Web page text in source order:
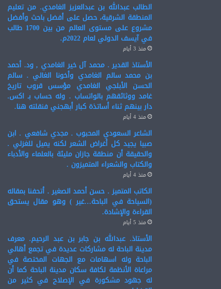
الطالب عبدالله بن عبدالعزيز الغامدي. من تعليم
المنطقة الشرقية، حصل على أفضل باحث وأفضل
مشروع على مستوى العالم من بين 1700 طالب
في آيسف الدولي لعام 2022م.
منذ 3 أيام
الأستاذ القدير . محمد آل خير الغامدي , ود. أحمد
بن محمد سالم الغامدي وأخونا الغالي . سالم
الحسن الأبلجي الغامدي مؤسس قروب تاريخ
غامد ووثائقهم بالواتساب . وله حساب بـ اكس.
دار بينهم ثناء أساتذة كبار أبهجني فنقلته هنا.
منذ 4 أيام
الشاعر السعودي المحبوب . مجدي شافعي . ابن
صبيا يجيد كل أغراض الشعر لكنه يميل للغزلي .
والحقيقة أن منطقة جازان مليئة بالعلماء والأدباء
والكتاب والشعراء المتميزون .
منذ 4 أيام
الكاتب المتميز . حسن أحمد الصغير . أتحفنا بمقاله
(السياحة في الباحة…غير ) وهو مقال يستحق
القراءة والإشادة.
منذ 5 أيام
الأستاذ. عبدالله بن جابر بن عبد الرحيم. معرف
مدينة الباحة له مشاركات عديدة في تجمع أهالي
الباحة وله اسهامات مع الجهات المختصة في
مراعاة الأنظمة لكافة سكان مدينة الباحة كما أن
له جهود مشكورة في الإصلاح في كثير من